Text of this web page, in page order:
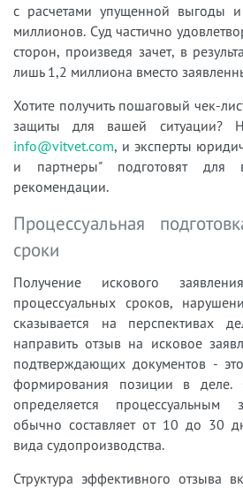
с расчетами упущенной выгоды
миллионов. Суд частично
сторон, произведя зачет, в
лишь 1,2 миллиона вместо
Хотите получить пошаговый чек-
защиты для вашей ситуации?
info@vitvet.com, и эксперты
и партнеры" подготовят для
рекомендации.
Процессуальная
сроки
Получение искового
процессуальных сроков,
сказывается на перспективах
направить отзыв на исковое
подтверждающих документов -
формирования позиции в деле.
определяется процессуальным
обычно составляет от 10 до 30
вида судопроизводства.
Структура эффективного отзыва